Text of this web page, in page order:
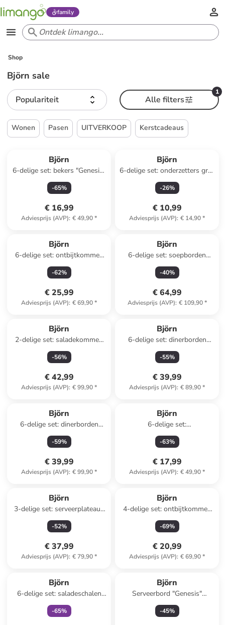
family
Shop
Björn sale
Populariteit
1
Alle filters
Wonen Pasen UITVERKOOP Kerstcadeaus
Björn
6-delige set: bekers "Genesis"
blauw - 80 ml
-65%
€ 16,99
Adviesprijs (AVP): € 49,90*
Björn
6-delige set: onderzetters grijs
- Ø 10 cm
-26%
€ 10,99
Adviesprijs (AVP): € 14,90*
Björn
6-delige set: ontbijtkommen
"Eclipse" grijs - Ø 15 cm
-62%
€ 25,99
Adviesprijs (AVP): € 69,90*
Björn
6-delige set: soepborden
"Stellar" taupe - Ø 22,5 cm
-40%
€ 64,99
Adviesprijs (AVP): € 109,90*
Björn
2-delige set: saladekommen
"Scandi" donkerblauw
-56%
€ 42,99
Adviesprijs (AVP): € 99,90*
Björn
6-delige set: dinerborden
"Eclipse" grijs - Ø 26 cm
-55%
€ 39,99
Adviesprijs (AVP): € 89,90*
Björn
6-delige set: dinerborden
"Cosmos" wit/beige - Ø 27,5
cm
-59%
€ 39,99
Adviesprijs (AVP): € 99,90*
Björn
6-delige set:
voorgerechtkommen "Dark"
donkerblauw - Ø 12 cm
-63%
€ 17,99
Adviesprijs (AVP): € 49,90*
Björn
3-delige set: serveerplateaus
"Zen" grijs
-52%
€ 37,99
Adviesprijs (AVP): € 79,90*
Björn
4-delige set: ontbijtkommen
"Scandi" donkerblauw - Ø
16,5 cm
-69%
€ 20,99
Adviesprijs (AVP): € 69,90*
Björn
6-delige set: saladeschalen
"Dark" donkerblauw - Ø 21
cm
-65%
Björn
Serveerbord "Genesis"
grijs/beige - Ø 33 cm
-45%